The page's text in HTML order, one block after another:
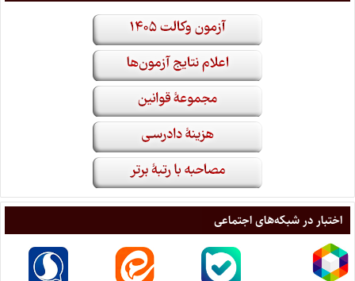
اختبار در شبکه‌های اجتماعی